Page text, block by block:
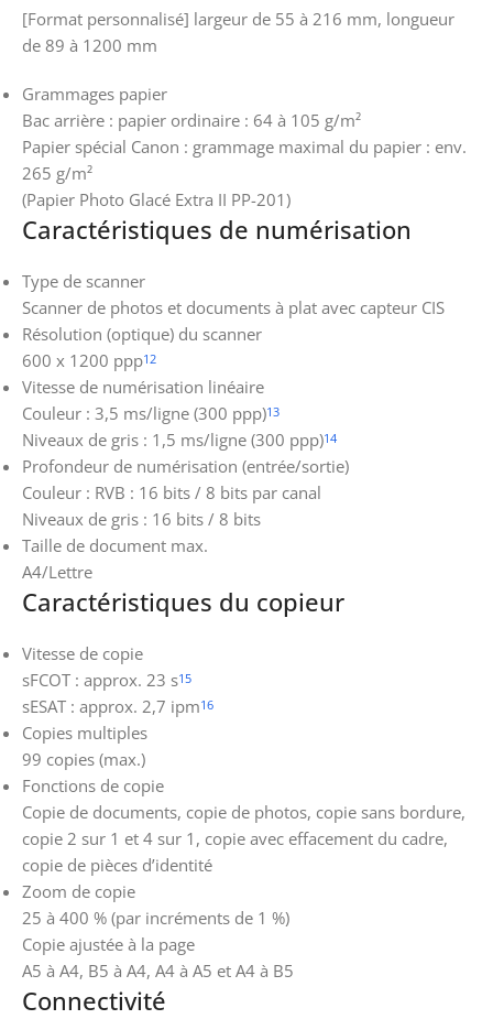
[Format personnalisé] largeur de 55 à 216 mm, longueur
de 89 à 1200 mm
Grammages papier
Bac arrière : papier ordinaire : 64 à 105 g/m²
Papier spécial Canon : grammage maximal du papier : env.
265 g/m²
(Papier Photo Glacé Extra II PP-201)
Caractéristiques de numérisation
Type de scanner
Scanner de photos et documents à plat avec capteur CIS
Résolution (optique) du scanner
600 x 1200 ppp12
Vitesse de numérisation linéaire
Couleur : 3,5 ms/ligne (300 ppp)13
Niveaux de gris : 1,5 ms/ligne (300 ppp)14
Profondeur de numérisation (entrée/sortie)
Couleur : RVB : 16 bits / 8 bits par canal
Niveaux de gris : 16 bits / 8 bits
Taille de document max.
A4/Lettre
Caractéristiques du copieur
Vitesse de copie
sFCOT : approx. 23 s15
sESAT : approx. 2,7 ipm16
Copies multiples
99 copies (max.)
Fonctions de copie
Copie de documents, copie de photos, copie sans bordure,
copie 2 sur 1 et 4 sur 1, copie avec effacement du cadre,
copie de pièces d’identité
Zoom de copie
25 à 400 % (par incréments de 1 %)
Copie ajustée à la page
A5 à A4, B5 à A4, A4 à A5 et A4 à B5
Connectivité